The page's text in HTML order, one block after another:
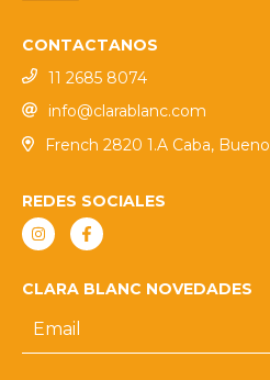
CONTACTANOS
11 2685 8074
info@clarablanc.com
French 2820 1.A Caba,
REDES SOCIALES
CLARA BLANC NOVEDADES